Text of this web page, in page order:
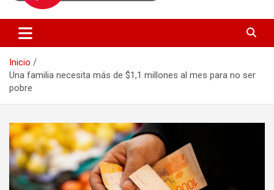
Inicio
Una familia necesita más de $1,1 millones al mes para no ser
pobre